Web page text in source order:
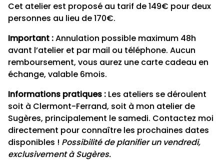
Cet atelier est proposé au tarif de 149€ pour deux
personnes au lieu de 170€.
Important :Annulation possible maximum 48h
avant l’atelier et par mail ou téléphone. Aucun
remboursement, vous aurez une carte cadeau en
échange, valable 6mois.
Informations pratiques : Les ateliers se déroulent
soit à Clermont-Ferrand, soit à mon atelier de
Sugères, principalement le samedi. Contactez moi
directement pour connaître les prochaines dates
disponibles ! Possibilité de planifier un vendredi,
exclusivement à Sugères.